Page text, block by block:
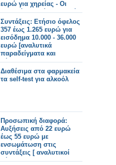
ευρώ για χηρείας - Οι
δικαιούχοι ανά κατηγορία.
Συντάξεις: Ετήσιο όφελος
357 έως 1.265 ευρώ για
εισόδημα 10.000 - 36.000
ευρώ [αναλυτικά
παραδείγματα και
πίνακες]
Διαθέσιμα στα φαρμακεία
τα self-test για αλκοόλ
Προσωπική διαφορά:
Αυξήσεις από 22 ευρώ
έως 55 ευρώ με
ενσωμάτωση στις
συντάξεις [ αναλυτικοί
πίνακες]